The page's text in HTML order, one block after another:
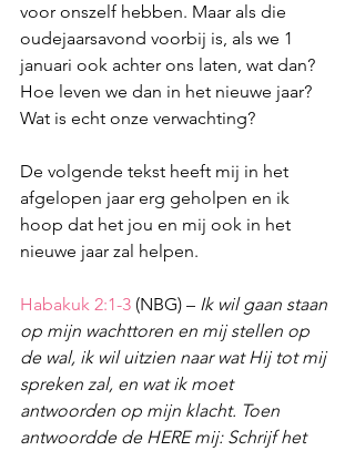
voor onszelf hebben. Maar als die
oudejaarsavond voorbij is, als we 1
januari ook achter ons laten, wat dan?
Hoe leven we dan in het nieuwe jaar?
Wat is echt onze verwachting?
De volgende tekst heeft mij in het
afgelopen jaar erg geholpen en ik
hoop dat het jou en mij ook in het
nieuwe jaar zal helpen.
Habakuk 2:1-3 (NBG) – Ik wil gaan staan
op mijn wachttoren en mij stellen op
de wal, ik wil uitzien naar wat Hij tot mij
spreken zal, en wat ik moet
antwoorden op mijn klacht. Toen
antwoordde de HERE mij: Schrijf het